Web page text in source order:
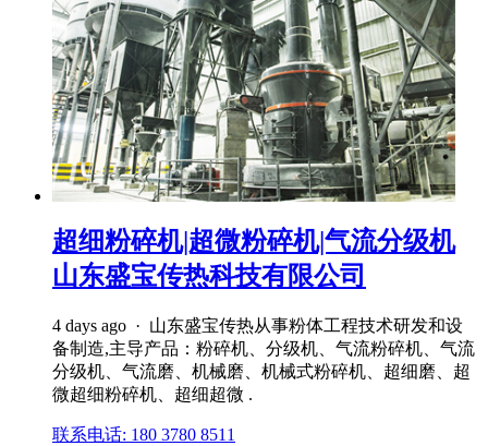
超细粉碎机|超微粉碎机|气流分级机
山东盛宝传热科技有限公司
4 days ago · 山东盛宝传热从事粉体工程技术研发和设
备制造,主导产品：粉碎机、分级机、气流粉碎机、气流
分级机、气流磨、机械磨、机械式粉碎机、超细磨、超
微超细粉碎机、超细超微 .
联系电话: 180 3780 8511